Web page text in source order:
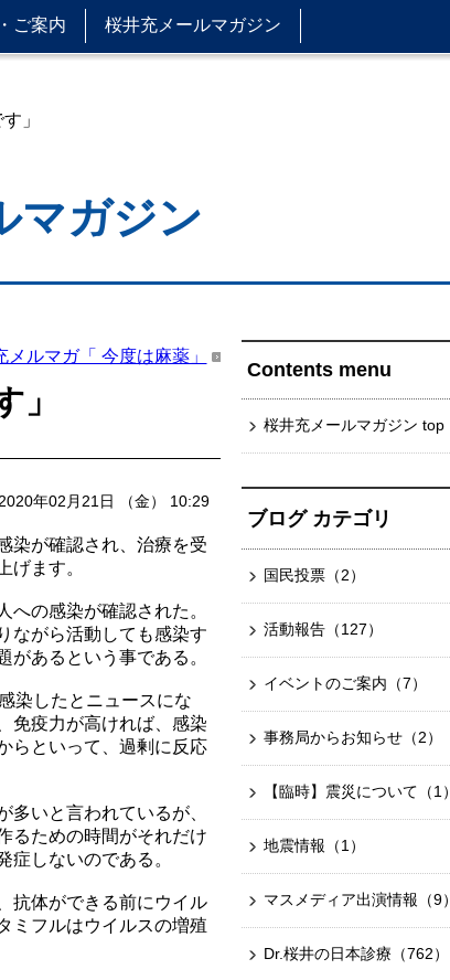
ご案内 桜井充メールマガジン
」
マガジン
メルマガ「 今度は麻薬」
」
2020年02月21日 （金） 10:29
染が確認され、治療を受
げます。
の感染が確認された。
ながら活動しても感染す
あるという事である。
染したとニュースにな
免疫力が高ければ、感染
らといって、過剰に反応
いと言われているが、
るための時間がそれだけ
しないのである。
抗体ができる前にウイル
ミフルはウイルスの増殖
Contents menu
桜井充メールマガジン top
ブログ カテゴリ
国民投票（2）
活動報告（127）
イベントのご案内 （7）
事務局からお知らせ（2）
【臨時】震災について （1）
地震情報 （1）
マスメディア出演情報 （9）
Dr.桜井の日本診療 （762）